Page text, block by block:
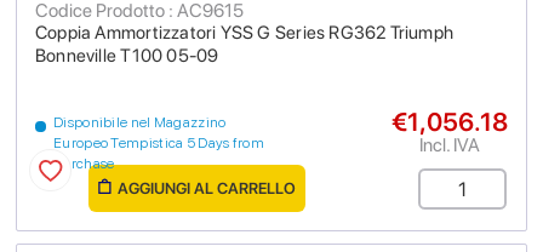
Coppia Ammortizzatori YSS G Series RG362 Triumph
Bonneville T100 05-09
Codice Prodotto : AC9615
Disponibile nel Magazzino
Europeo Tempistica 5 Days from
purchase
€1,056.18
Incl. IVA
AGGIUNGI AL CARRELLO